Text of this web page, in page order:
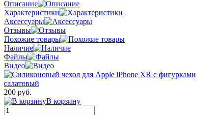
Описание
Характеристики
Аксессуары
Отзывы
Похожие товары
Наличие
Файлы
Видео
200 руб.
В корзину